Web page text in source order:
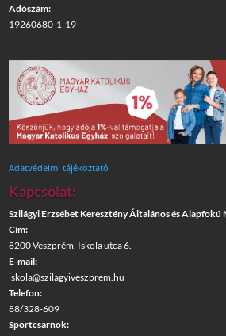
Adószám:
19260680-1-19
Adatvédelmi tájékoztató
Kapcsolat:
Szilágyi Erzsébet Keresztény Általános és Alapfokú
Cím:
8200 Veszprém, Iskola utca 6.
E-mail:
iskola@szilagyiveszprem.hu
Telefon:
88/328-609
Sportcsarnok: